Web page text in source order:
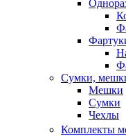
Сумки,
Мешки
Сумки
Чехлы
Комплекты